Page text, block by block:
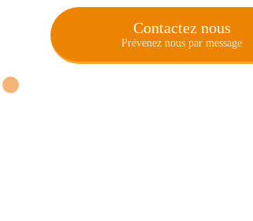
Contactez nous
Prévenez nous par message